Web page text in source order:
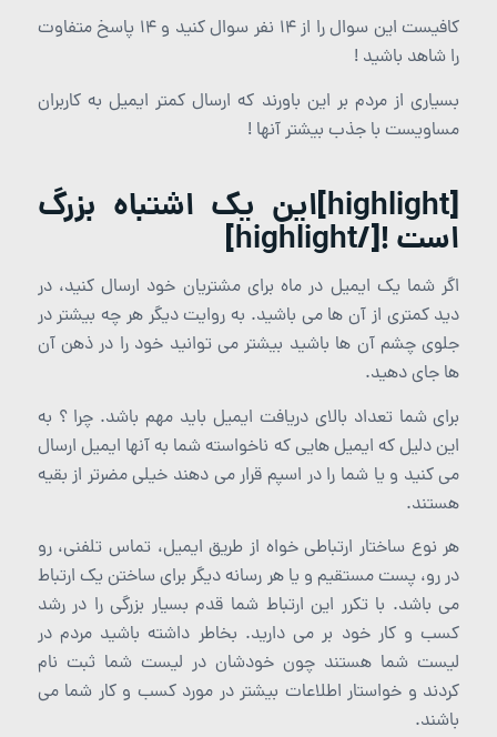
کافیست این سوال را از 14 نفر سوال کنید و 14 پاسخ متفاوت
را شاهد باشید !
بسیاری از مردم بر این باورند که ارسال کمتر ایمیل به کاربران
مساویست با جذب بیشتر آنها !
[highlight] این یک اشتباه بزرگ
است ![/highlight]
اگر شما یک ایمیل در ماه برای مشتریان خود ارسال کنید، در
دید کمتری از آن ها می باشید. به روایت دیگر هر چه بیشتر در
جلوی چشم آن ها باشید بیشتر می توانید خود را در ذهن آن
ها جای دهید.
برای شما تعداد بالای دریافت ایمیل باید مهم باشد. چرا ؟ به
این دلیل که ایمیل هایی که ناخواسته شما به آنها ایمیل ارسال
می کنید و یا شما را در اسپم قرار می دهند خیلی مضرتر از بقیه
هستند.
هر نوع ساختار ارتباطی خواه از طریق ایمیل، تماس تلفنی، رو
در رو، پست مستقیم و یا هر رسانه دیگر برای ساختن یک ارتباط
می باشد. با تکرر این ارتباط شما قدم بسیار بزرگی را در رشد
کسب و کار خود بر می دارید. بخاطر داشته باشید مردم در
لیست شما هستند چون خودشان در لیست شما ثبت نام
کردند و خواستار اطلاعات بیشتر در مورد کسب و کار شما می
باشند.